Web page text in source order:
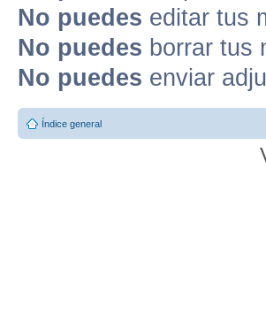
No puedes editar tus
No puedes borrar tus
No puedes enviar
Índice general